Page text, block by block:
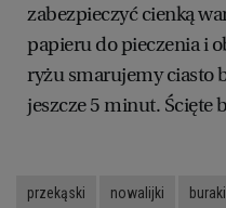
zabezpieczyć cienką
papieru do pieczenia i
ryżu smarujemy ciasto
jeszcze 5 minut. Ścięte
przekąski nowalijki buraki